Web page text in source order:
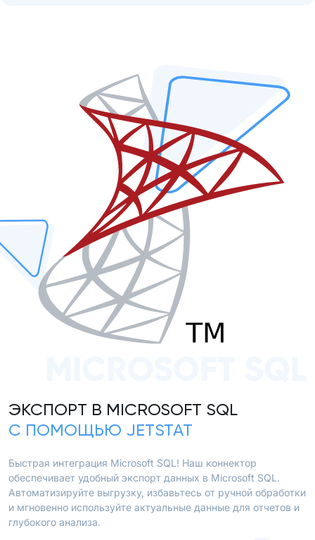
ЭКСПОРТ В MICROSOFT SQL
С ПОМОЩЬЮ JETSTAT
Быстрая интеграция Microsoft SQL! Наш коннектор
обеспечивает удобный экспорт данных в Microsoft SQL.
Автоматизируйте выгрузку, избавьтесь от ручной обработки
и мгновенно используйте актуальные данные для отчетов и
глубокого анализа.